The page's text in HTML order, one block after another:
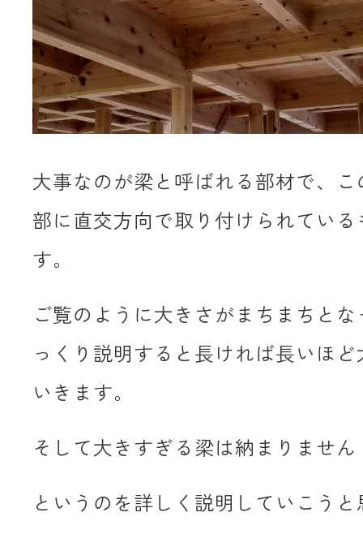
大事なのが梁と呼ばれる部材で、
部に直交方向で取り付けられてい
す。
ご覧のように大きさがまちまちと
っくり説明すると長ければ長いほ
いきます。
そして大きすぎる梁は納まりません
というのを詳しく説明していこう